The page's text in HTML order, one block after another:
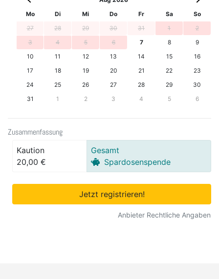
Mo
Di Mi Do Fr Sa
So
27
28 29 30 31 1
2
3
4 5 6 7 8
9
10
11 12 13 14 15
16
17
18 19 20 21 22
23
24
25 26 27 28 29
30
31
1 2 3 4 5 6
Zusammenfassung
Kaution
20,00 €
Gesamt
Spardosenspende
Jetzt registrieren!
Anbieter Rechtliche Angaben